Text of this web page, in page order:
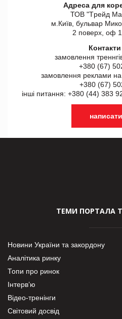
Адреса для
ТОВ "Tрейд
м.Київ, бульвар
2 поверх, оф
замовлення
+380 (67)
замовлення реклами
+380 (67)
інші питання: +380 (44) 383
ТЕМИ ПОРТАЛА
Новини України та закордону
Аналітика ринку
Топи про ринок
Інтерв’ю
Відео-тренінги
Світовий досвід